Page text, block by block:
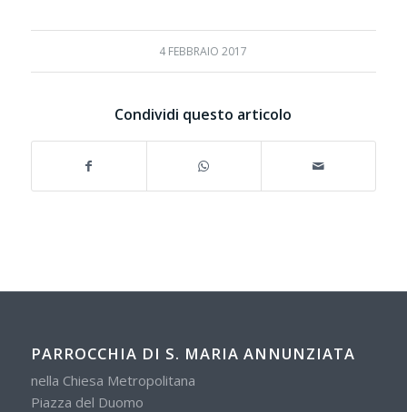
4 FEBBRAIO 2017
Condividi questo articolo
PARROCCHIA DI S. MARIA ANNUNZIATA
nella Chiesa Metropolitana
Piazza del Duomo